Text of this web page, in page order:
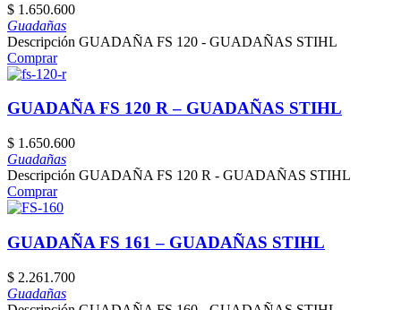
$ 1.650.600
Guadañas
Descripción GUADAÑA FS 120 - GUADAÑAS STIHL
Comprar
GUADAÑA FS 120 R – GUADAÑAS STIHL
$ 1.650.600
Guadañas
Descripción GUADAÑA FS 120 R - GUADAÑAS STIHL
Comprar
GUADAÑA FS 161 – GUADAÑAS STIHL
$ 2.261.700
Guadañas